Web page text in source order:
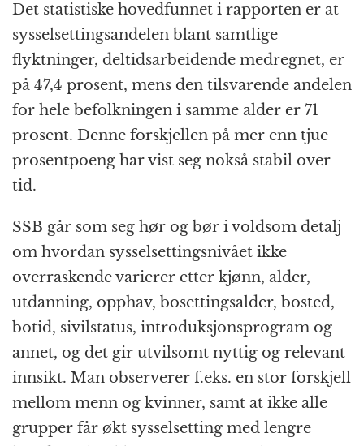
Det statistiske hovedfunnet i rapporten er at
syssel­settings­andelen blant samtlige
flyktninger, deltids­arbeidende medregnet, er
på 47,4 prosent, mens den tilsvarende andelen
for hele befolkningen i samme alder er 71
prosent. Denne forskjellen på mer enn tjue
prosent­poeng har vist seg nokså stabil over
tid.
SSB går som seg hør og bør i voldsom detalj
om hvordan syssel­settings­nivået ikke
overraskende varierer etter kjønn, alder,
utdanning, opphav, bosettings­alder, bosted,
botid, sivilstatus, introduksjons­program og
annet, og det gir utvilsomt nyttig og relevant
innsikt. Man observerer f.eks. en stor forskjell
mellom menn og kvinner, samt at ikke alle
grupper får økt syssel­setting med lengre